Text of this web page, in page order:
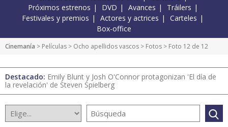
Próximos estrenos
DVD Avances
Tráilers
Festivales y premios
Actores y actrices
Carteles
Box-office
Cinemanía > Películas > Ocho apellidos vascos > Fotos > Foto 12 de 12
Destacado: Emily Blunt y Josh O'Connor protagonizan 'El día de
la revelación' de Steven Spielberg